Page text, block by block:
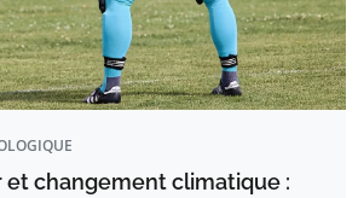
et changement climatique :